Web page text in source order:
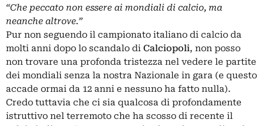
“Che peccato non essere ai mondiali di calcio, ma
neanche altrove.”
Pur non seguendo il campionato italiano di calcio da
molti anni dopo lo scandalo di Calciopoli, non posso
non trovare una profonda tristezza nel vedere le partite
dei mondiali senza la nostra Nazionale in gara (e questo
accade ormai da 12 anni e nessuno ha fatto nulla).
Credo tuttavia che ci sia qualcosa di profondamente
istruttivo nel terremoto che ha scosso di recente il